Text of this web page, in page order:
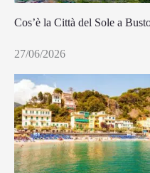
Cos’è la Città del Sole a
27/06/2026